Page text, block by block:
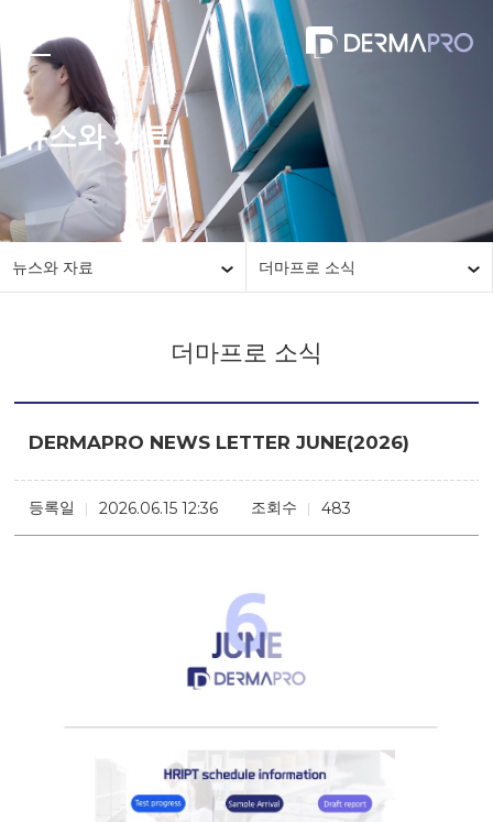
뉴스와 자료
뉴스와 자료 더마프로 소식
더마프로 소식
DERMAPRO NEWS LETTER JUNE(2026)
등록일 2026.06.15 12:36 조회수 483